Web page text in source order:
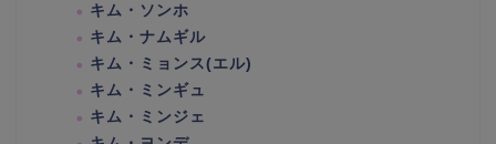
キム・ソンホ
キム・ナムギル
キム・ミョンス(エル)
キム・ミンギュ
キム・ミンジェ